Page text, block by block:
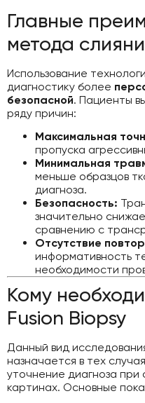
Главные
метода
Использование
диагностику более
безопасной. Пациенты
ряду причин:
Максимальная
пропуска
Минимальная
меньше образцов
диагноза.
Безопасность:
значительно
сравнению с
Отсутствие
информативность
необходимости
Кому
Fusion Biopsy
Данный вид
назначается в тех
уточнение диагноза при
картинах. Основные